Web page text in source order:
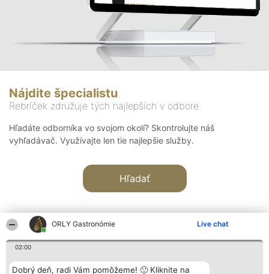
ORLY Gastronómie Live chat
02:00
Dobrý deň, radi Vám pomôžeme! 🙂 Kliknite na
Nájdite špecialistu
Rebríček združuje tých najlepších v odbore
Hľadáte odborníka vo svojom okolí? Skontrolujte náš
vyhľadávač. Využívajte len tie najlepšie služby.
Hľadať
Organizátor hodnotenia Hodnotenie Kontakt